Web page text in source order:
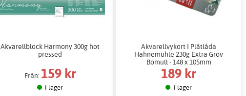
Akvarellblock Harmony 300g hot
pressed
Från: 159 kr
I lager
Akvarellvykort I Plåtlåda
Hahnemühle 230g Extra Grov
Bomull - 148 x 105mm
189 kr
I lager